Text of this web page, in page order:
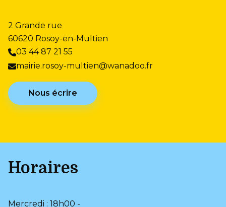
2 Grande rue
60620 Rosoy-en-Multien
03 44 87 21 55
mairie.rosoy-multien@wanadoo.fr
Nous écrire
Horaires
Mercredi : 18h00 -